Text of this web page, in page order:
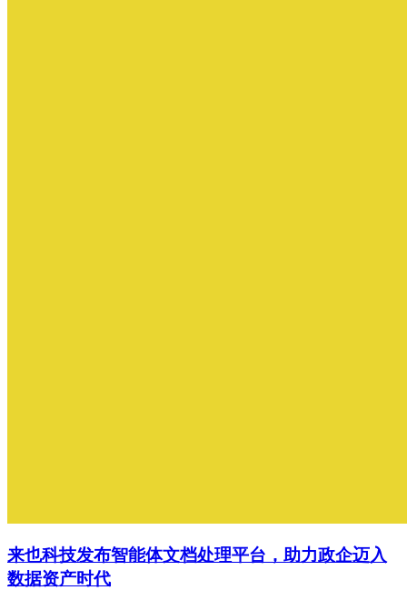
来也科技发布智能体文档处理平台，助力政企迈入
数据资产时代